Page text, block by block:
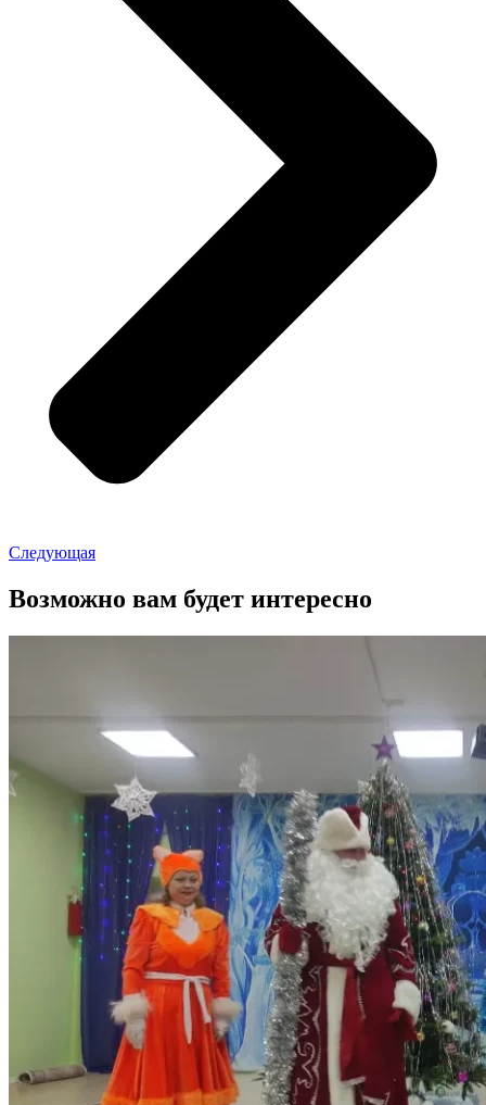
Следующая
Возможно вам будет интересно